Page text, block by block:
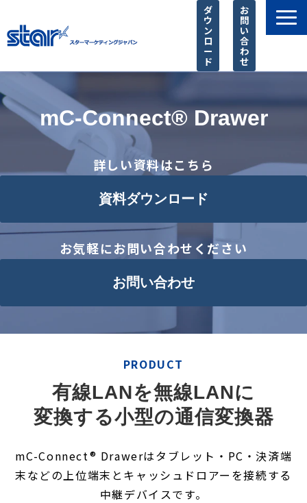
ダ
ウ
ン
ロ
ー
ド
お
問
い
合
わ
せ
店舗様に選ばれる理由
SIer様 支援サービス
導入事例
ピックアップ
よくあるご質問
mC-Connect® Drawer
詳しい資料はこちら
資料ダウンロード
お気軽にお問い合わせください
お問い合わせ
PRODUCT
有線LANを無線LANに
変換する小型の通信変換器
mC-Connect® Drawerはタブレット・PC・決済端
末などの上位端末とキャッシュドロアーを接続する
中継デバイスです。